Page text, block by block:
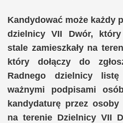
Kandydować może każdy
dzielnicy VII Dwór,
stale zamieszkały na
który dołączy do
Radnego dzielnicy
ważnymi podpisami
kandydaturę przez osoby
na terenie Dzielnicy VII